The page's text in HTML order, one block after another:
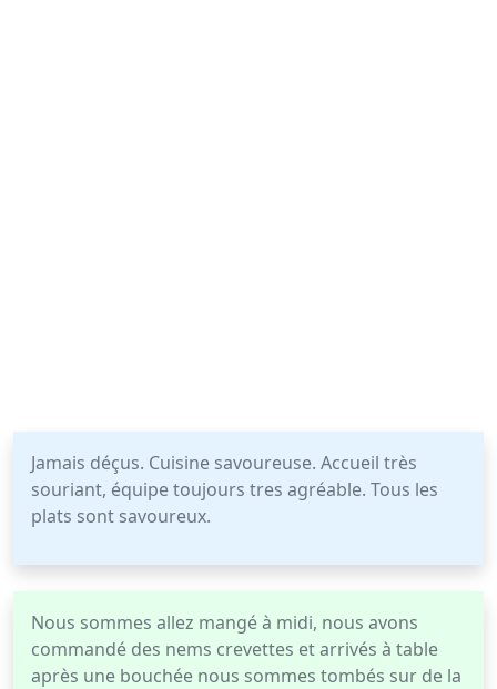
Jamais déçus. Cuisine savoureuse. Accueil très
souriant, équipe toujours tres agréable. Tous les
plats sont savoureux.
Nous sommes allez mangé à midi, nous avons
commandé des nems crevettes et arrivés à table
après une bouchée nous sommes tombés sur de la